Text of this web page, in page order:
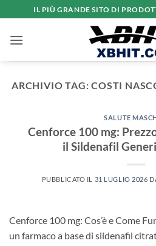
ai
contenuti
IL PIÙ GRANDE SITO DI
ARCHIVIO TAG:COSTI
SALUTE
Cenforce 100 mg:
il Sildenafil
PUBBLICATO IL 31 LUGLIO 2026
Cenforce 100 mg: Cos’è e Come
un farmaco a base di sildenafil